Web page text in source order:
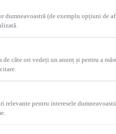
dumneavoastră (de exemplu opțiuni de
câte ori vedeți un anunț și pentru a
relevante pentru interesele